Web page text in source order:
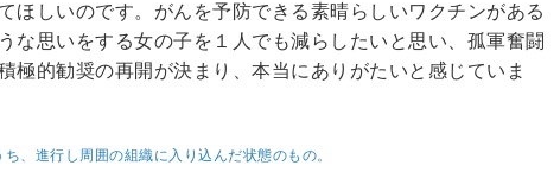
ほしいのです。がんを予防できる素晴らしいワクチンがある
な思いをする女の子を１人でも減らしたいと思い、孤軍奮闘
極的勧奨の再開が決まり、本当にありがたいと感じていま
、進行し周囲の組織に入り込んだ状態のもの。